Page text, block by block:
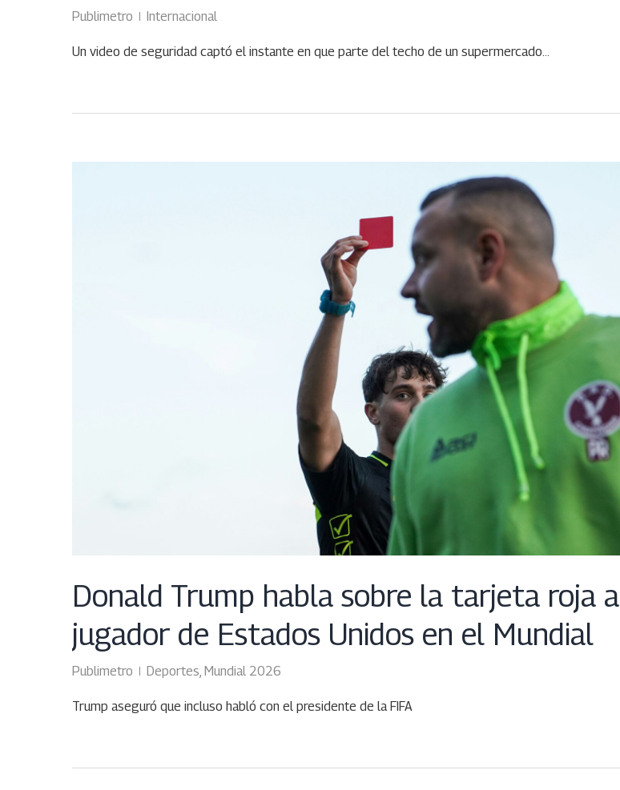
Publimetro Internacional
Un video de seguridad captó el instante en que parte del techo de un supermercado…
Donald Trump habla sobre la tarjeta roja a
jugador de Estados Unidos en el Mundial
Publimetro Deportes, Mundial 2026
Trump aseguró que incluso habló con el presidente de la FIFA